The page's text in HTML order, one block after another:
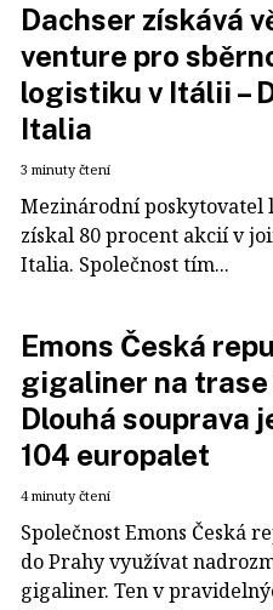
Dachser získává
venture pro
logistiku v Itálii –
Italia
3 minuty čtení
Mezinárodní poskytovatel
získal 80 procent akcií v
Italia. Společnost tím...
Emons Česká
gigaliner na trase
Dlouhá souprava
104 europalet
4 minuty čtení
Společnost Emons Česká
do Prahy využívat
gigaliner. Ten v